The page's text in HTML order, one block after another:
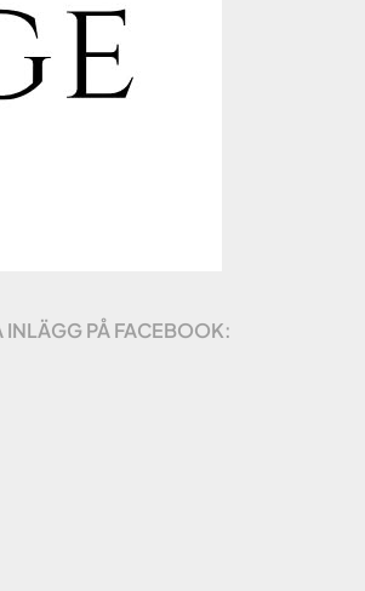
INLÄGG PÅ FACEBOOK: